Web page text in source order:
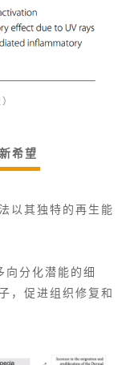
希望
以其独特的再生能
向分化潜能的细
，促进组织修复和